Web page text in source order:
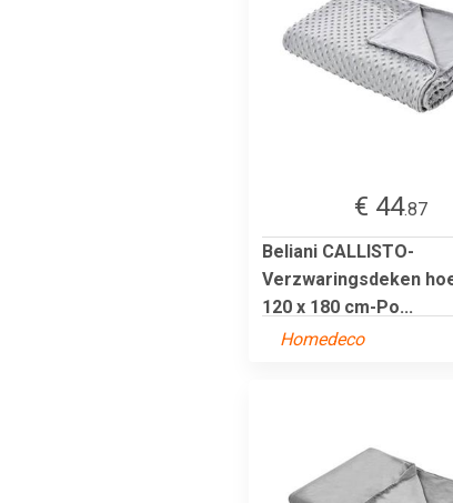
€ 44.87
Beliani CALLISTO-
Verzwaringsdeken
120 x 180 cm-Po...
Homedeco